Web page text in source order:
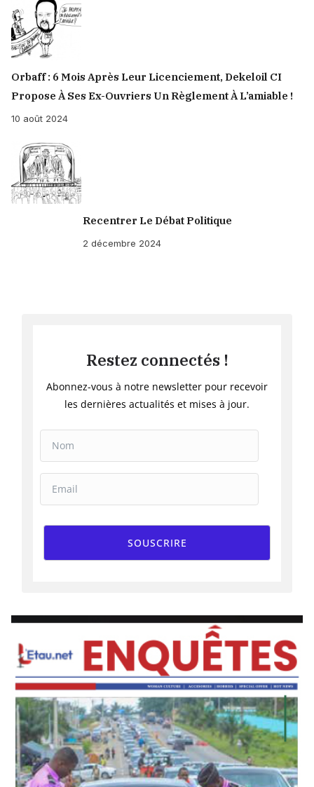
Orbaff : 6 Mois Après Leur Licenciement, Dekeloil CI
Propose À Ses Ex-Ouvriers Un Règlement À L’amiable !
10 août 2024
Recentrer Le Débat Politique
2 décembre 2024
Restez connectés !
Abonnez-vous à notre newsletter pour recevoir
les dernières actualités et mises à jour.
SOUSCRIRE